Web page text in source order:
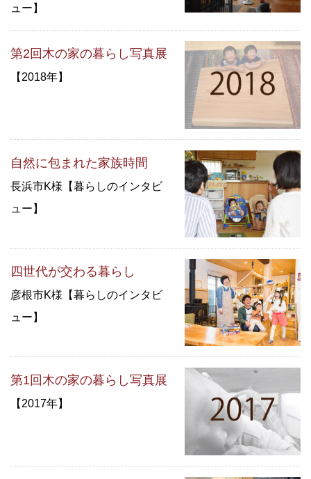
ュー】
第2回木の家の暮らし写真展
【2018年】
自然に包まれた家族時間
長浜市K様【暮らしのインタビ
ュー】
四世代が交わる暮らし
彦根市K様【暮らしのインタビ
ュー】
第1回木の家の暮らし写真展
【2017年】